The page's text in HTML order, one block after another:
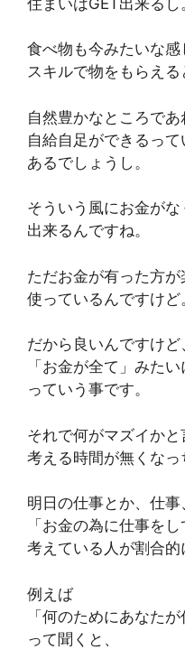
食べ物も今みたいな感
スキルで物をもらえる
自然豊かなところであ
自給自足ができるって
あるでしょうし。
そういう風にお金が
出来るんですね。
ただお金が有った方
使っているんですけど
だから良いんですけど
「お金が全て」みた
っていう事です。
それで何がマズイかと
考える時間が無くなっ
明日の仕事とか、仕事
「お金の為に仕事を
考えている人が割合的
例えば
「何のためにあなた
って聞くと、